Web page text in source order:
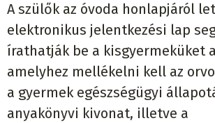
A szülők az óvoda honlapjáról
elektronikus jelentkezési lap
írathatják be a kisgyermeküket
amelyhez mellékelni kell az
a gyermek egészségügyi
anyakönyvi kivonat, illetve a